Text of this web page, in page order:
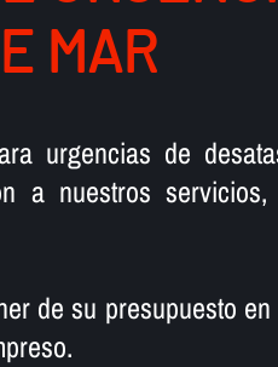
MAR
urgencias de
a nuestros
de su presupuesto